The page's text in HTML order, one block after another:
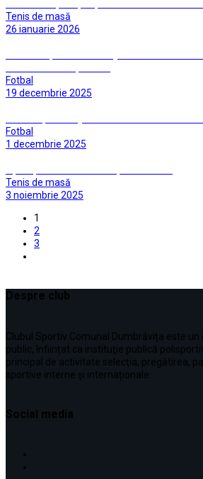
Tenis de masă
26 ianuarie 2026
Fotbal
19 decembrie 2025
Fotbal
1 decembrie 2025
Tenis de masă
3 noiembrie 2025
1
2
3
Despre club
Clubul Sportiv Comunal Dumbrăvița este
public, înființat ca instituţie publică
principal de activitate selecţia, pregătirea,
sportive interne şi internaționale.
Social media